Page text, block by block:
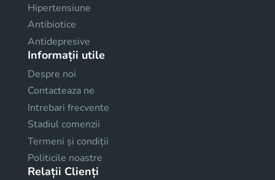
Hipertensiune
Antibiotice
Antidepresive
Informații utile
Despre noi
Contacteaza ne
Intrebari frecvente
Stadiul comenzii
Termeni și condiții
Politicile noastre
Relații Clienți